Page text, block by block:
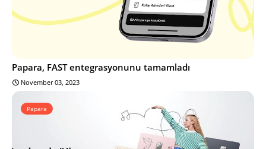
Papara, FAST entegrasyonunu tamamladı
November 03, 2023
Papara